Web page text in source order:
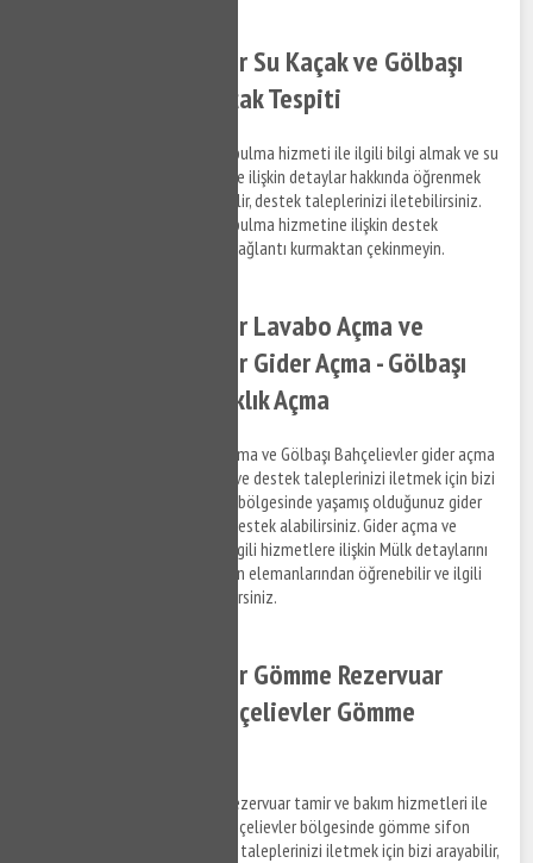
Gölbaşı Bahçelievler Su Kaçak ve Gölbaşı
Bahçelievler Su Kaçak Tespiti
Gölbaşı Bahçelievler su kaçak bulma hizmeti ile ilgili bilgi almak ve su
kaçak tespit tamir hizmetlerine ilişkin detaylar hakkında öğrenmek
istediğiniz konuları bize sorabilir, destek taleplerinizi iletebilirsiniz.
Gölbaşı Bahçelievler su kaçak bulma hizmetine ilişkin destek
talepleriniz hakkında bizimle bağlantı kurmaktan çekinmeyin.
Gölbaşı Bahçelievler Lavabo Açma ve
Gölbaşı Bahçelievler Gider Açma - Gölbaşı
Bahçelievler Tıkanıklık Açma
Gölbaşı Bahçelievler lavabo açma ve Gölbaşı Bahçelievler gider açma
hizmetleri ile ilgili bilgi almak ve destek taleplerinizi iletmek için bizi
arayabilir, Gölbaşı Bahçelievler bölgesinde yaşamış olduğunuz gider
tıkanıklık problemleri ile ilgili destek alabilirsiniz. Gider açma ve
tıkanıklık açma hizmetleri ve ilgili hizmetlere ilişkin Mülk detaylarını
anlaşmalı olduğumuz firmaların elemanlarından öğrenebilir ve ilgili
hizmetler hakkında bilgi alabilirsiniz.
Gölbaşı Bahçelievler Gömme Rezervuar
Tamiri - Gölbaşı Bahçelievler Gömme
Gölbaşı Bahçelievler gömme rezervuar tamir ve bakım hizmetleri ile
ilgili bilgi almak ve Gölbaşı Bahçelievler bölgesinde gömme sifon
tamir hizmeti hakkında destek taleplerinizi iletmek için bizi arayabilir,